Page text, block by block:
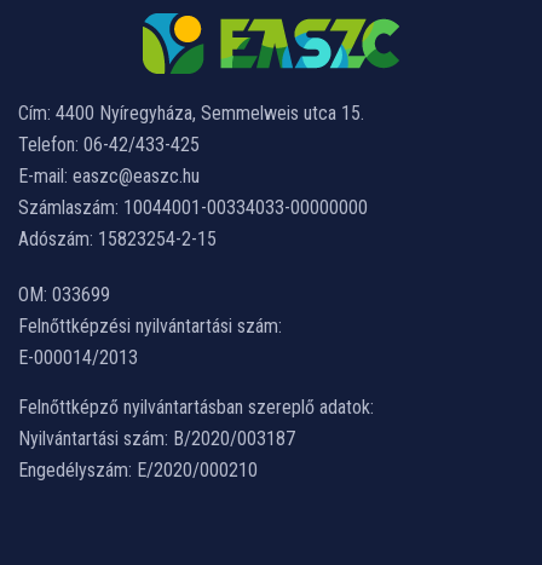
Cím: 4400 Nyíregyháza, Semmelweis utca 15.
Telefon: 06-42/433-425
E-mail: easzc@easzc.hu
Számlaszám: 10044001-00334033-00000000
Adószám: 15823254-2-15
OM: 033699
Felnőttképzési nyilvántartási szám:
E-000014/2013
Felnőttképző nyilvántartásban szereplő adatok:
Nyilvántartási szám: B/2020/003187
Engedélyszám: E/2020/000210